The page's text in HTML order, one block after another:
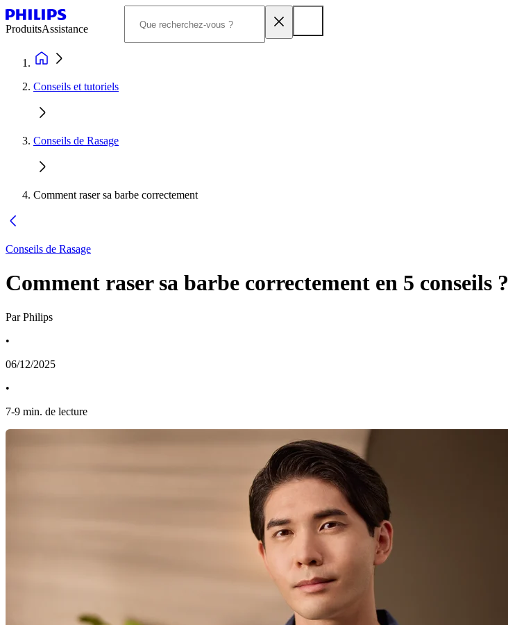
ProduitsAssistance
Conseils et tutoriels
Conseils de Rasage
Comment raser sa barbe correctement
Conseils de Rasage
Comment raser sa barbe correctement en 5 conseils ?
Par Philips
•
06/12/2025
•
7-9 min. de lecture